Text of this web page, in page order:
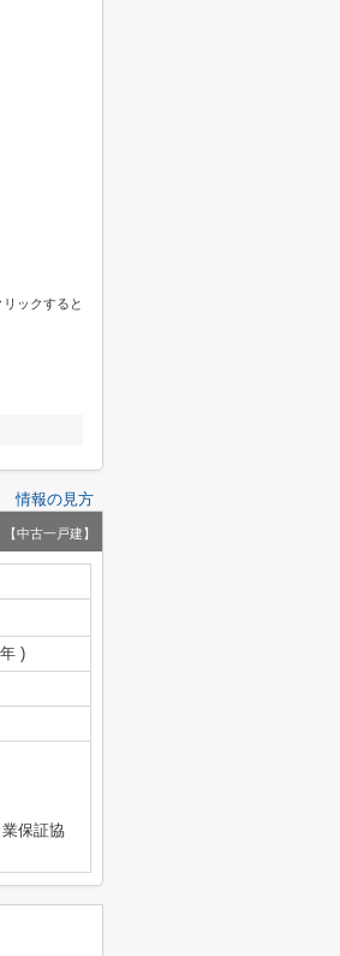
ックすると
情報の見方
【中古一戸建】
)
保証協